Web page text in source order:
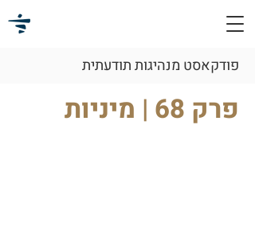
פודקאסט מנהיגות תודעתית
פרק 68 | מיניות